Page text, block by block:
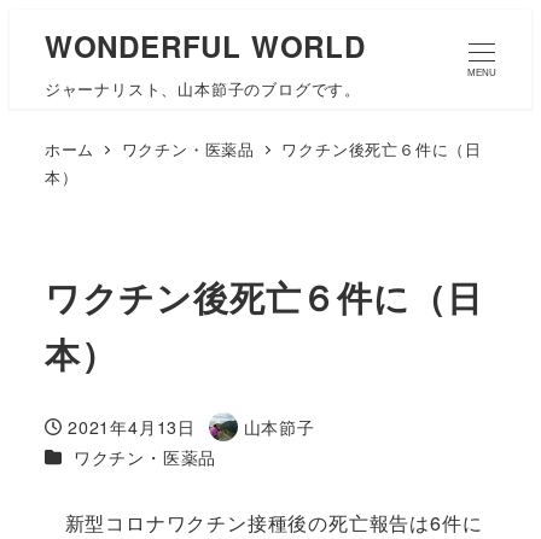
WONDERFUL WORLD
ジャーナリスト、山本節子のブログです。
MENU
ホーム ワクチン・医薬品
ワクチン後死亡６件に（日
本）
ワクチン後死亡６件に（日
本）
投稿日
2021年4月13日
著
者
山本節子
カテゴリー
ワクチン・医薬品
新型コロナワクチン接種後の死亡報告は6件に